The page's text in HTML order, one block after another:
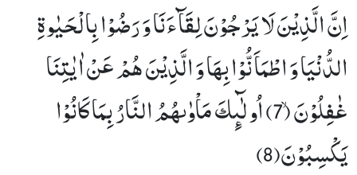
اِنَّ الَّذِیْنَ لَا یَرْجُوْنَ لِقَآءَنَا وَ رَضُوْا بِالْحَیٰوةِ
الدُّنْیَا وَ اطْمَاَنُّوْا بِهَا وَ الَّذِیْنَ هُمْ عَنْ اٰیٰتِنَا
غٰفِلُوْنَۙ (7) اُولٰٓىٕكَ مَاْوٰىهُمُ النَّارُ بِمَا كَانُوْا
یَكْسِبُوْنَ(8)